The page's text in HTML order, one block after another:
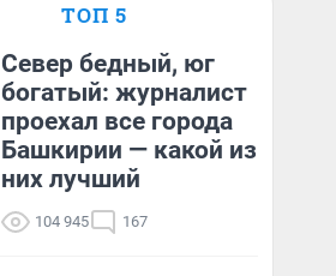
ТОП 5
Север бедный, юг
богатый: журналист
проехал все города
Башкирии — какой из
них лучший
104 945 167